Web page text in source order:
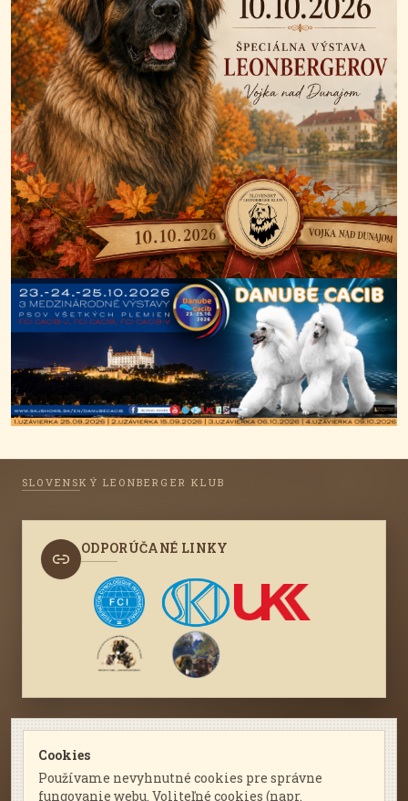
Cookies
Používame nevyhnutné cookies pre správne
fungovanie webu. Voliteľné cookies (napr.
SLOVENSKÝ LEONBERGER KLUB
ODPORÚČANÉ LINKY
leonberger@leonberger.sk